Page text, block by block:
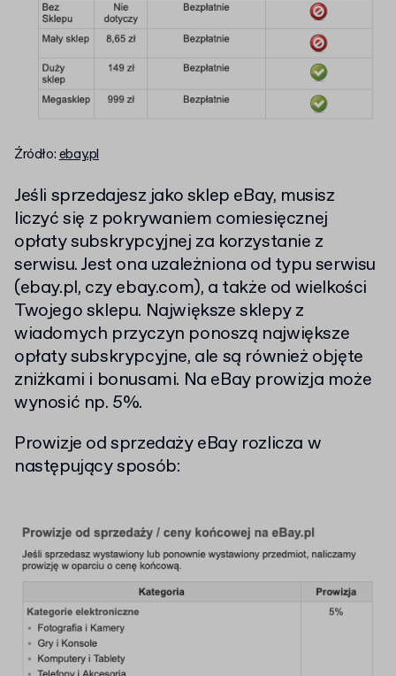
Źródło: ebay.pl
Jeśli sprzedajesz jako sklep eBay, musisz
liczyć się z pokrywaniem comiesięcznej
opłaty subskrypcyjnej za korzystanie z
serwisu. Jest ona uzależniona od typu serwisu
(ebay.pl, czy ebay.com), a także od wielkości
Twojego sklepu. Największe sklepy z
wiadomych przyczyn ponoszą największe
opłaty subskrypcyjne, ale są również objęte
zniżkami i bonusami. Na eBay prowizja może
wynosić np. 5%.
Prowizje od sprzedaży eBay rozlicza w
następujący sposób: